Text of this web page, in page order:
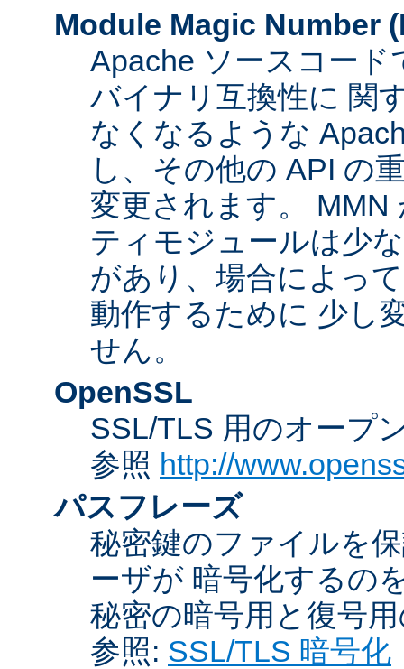
Module Magic Number (
Apache ソースコー
バイナリ互換性に 関
なくなるような
し、その他の API の
変更されます。
ティモジュールは少
があり、場合によっ
動作するために 少し
せん。
OpenSSL
SSL/TLS 用のオープ
参照 http://
パスフレーズ
秘密鍵のファイルを
ーザが 暗号化するの
秘密の暗号用と復号
参照: SSL/TLS 暗号化